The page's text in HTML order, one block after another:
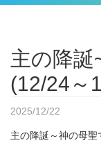
主の降誕
(12/24～
2025/12/22
主の降誕～神の母聖